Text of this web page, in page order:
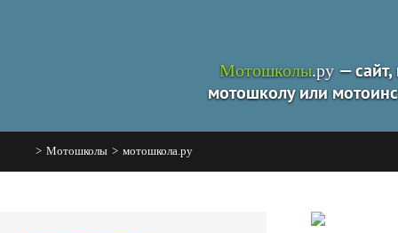
Мотошколы.ру —
мотошколу или
> Мотошколы > мотошкола.ру